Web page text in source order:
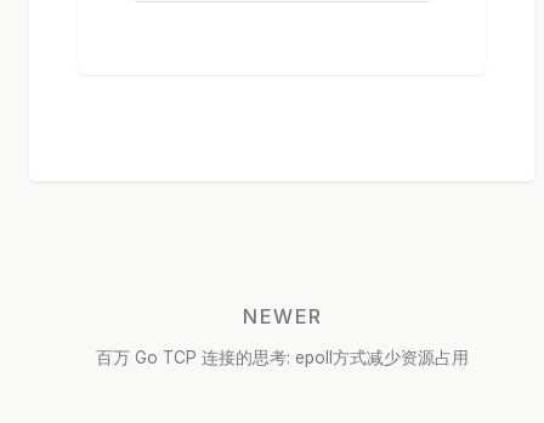
NEWER
百万 Go TCP 连接的思考: epoll方式减少资源占用